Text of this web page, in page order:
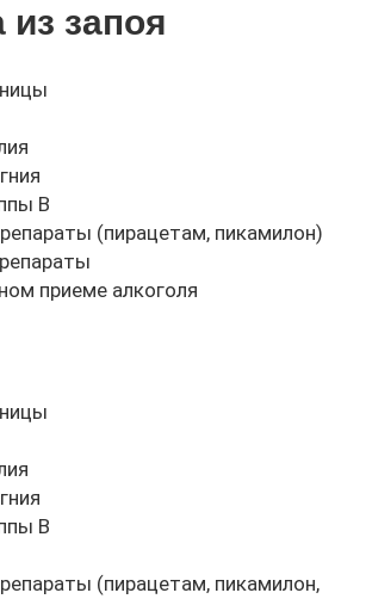
запоя
B
(пирацетам, пикамилон)
приеме алкоголя
B
(пирацетам, пикамилон,